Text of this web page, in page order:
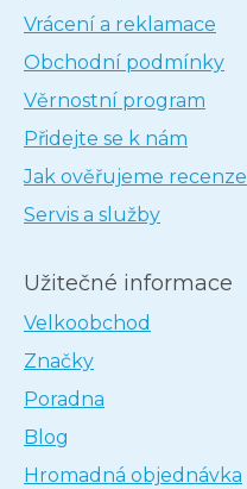
Vrácení a reklamace
Obchodní podmínky
Věrnostní program
Přidejte se k nám
Jak ověřujeme recenze
Servis a služby
Užitečné informace
Velkoobchod
Značky
Poradna
Blog
Hromadná objednávka